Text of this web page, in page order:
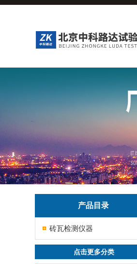
产品目录
砖瓦检测仪器
点击更多分类